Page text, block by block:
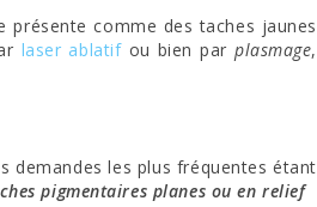
présente comme des taches jaunes
laser ablatif ou bien par plasmage,
demandes les plus fréquentes étant
pigmentaires planes ou en relief